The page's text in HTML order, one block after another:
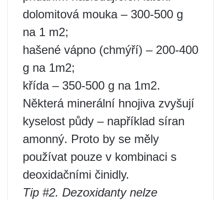
dolomitová mouka – 300-500 g
na 1 m2;
hašené vápno (chmýří) – 200-400
g na 1m2;
křída – 350-500 g na 1m2.
Některá minerální hnojiva zvyšují
kyselost půdy – například síran
amonný. Proto by se měly
používat pouze v kombinaci s
deoxidačními činidly.
Tip #2. Dezoxidanty nelze